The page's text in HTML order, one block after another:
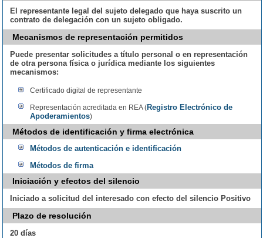
El representante legal del sujeto delegado que haya suscrito un
contrato de delegación con un sujeto obligado.
Mecanismos de representación permitidos
Puede presentar solicitudes a título personal o en representación
de otra persona física o jurídica mediante los siguientes
mecanismos:
Certificado digital de representante
Representación acreditada en REA (Registro Electrónico de
Apoderamientos)
Métodos de identificación y firma electrónica
Métodos de autenticación e identificación
Métodos de firma
Iniciación y efectos del silencio
Iniciado a solicitud del interesado con efecto del silencio Positivo
Plazo de resolución
20 días